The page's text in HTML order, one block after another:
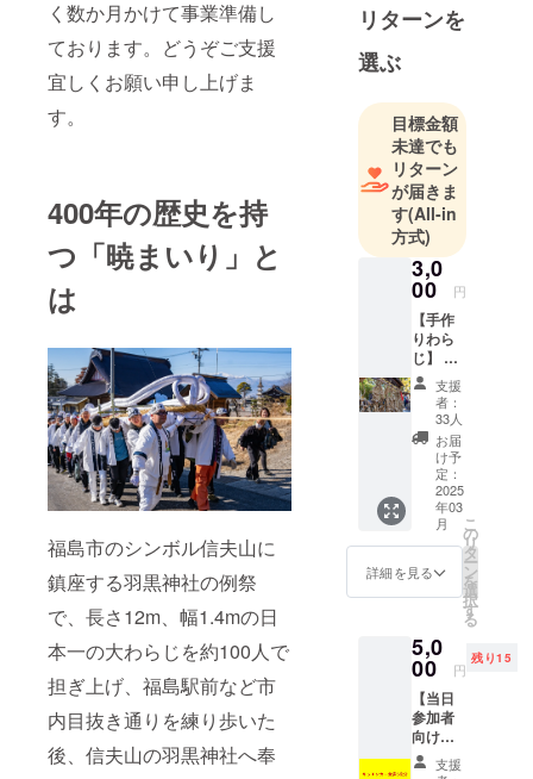
く数か月かけて事業準備し
ております。どうぞご支援
宜しくお願い申し上げま
す。
400年の歴史を持
つ「暁まいり」と
は
福島市のシンボル信夫山に
鎮座する羽黒神社の例祭
で、長さ12m、幅1.4mの日
本一の大わらじを約100人で
担ぎ上げ、福島駅前など市
内目抜き通りを練り歩いた
後、信夫山の羽黒神社へ奉
リターンを
選ぶ
目標金額
未達でも
リターン
が届きま
す(All-in
方式)
3,0
00 円
【手作
りわら
じ】 今
回はじ
めて
「暁ま
いり福
男福女
競走」
で奉納
するわ
らじを
返礼品
用に少
し大き
作いた
しま
す。皆
様に応
援いた
だいた
感謝を
支援
者：
33人
お届
け予
定：
2025
年03
月
詳細を見る
こ
の
リ
タ
ー
ン
を
選
択
す
る
5,0
00 円
残り15
【当日
参加者
向け】
【キッ
支援